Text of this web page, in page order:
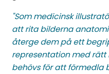
"Som medicinsk
att rita bilderna
återge dem på ett
representation med
behövs för att förmedla